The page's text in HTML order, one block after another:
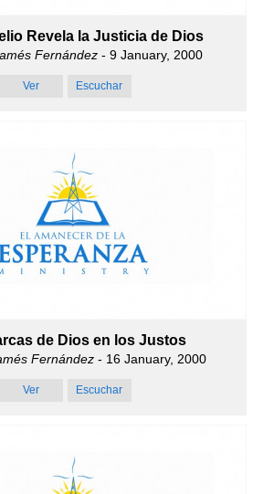
Revela la Justicia de Dios
Fernández - 9 January, 2000
Ver Escuchar
de Dios en los Justos
Fernández - 16 January, 2000
Ver Escuchar